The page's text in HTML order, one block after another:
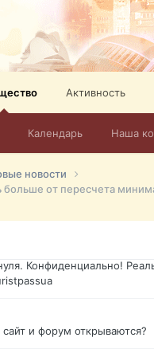
Календарь Наша
Активность
новости
в Испании.
+ 10.000 фильмов и
television-in-spain.html
удалить свой аккаунт из
Конфиденциально!
и форум открываются?